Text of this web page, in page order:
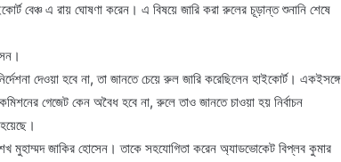
বেঞ্চ এ রায় ঘোষণা করেন। এ বিষয়ে জারি করা রুলের চূড়ান্ত শুনানি শেষে
দেওয়া হবে না, তা জানতে চেয়ে রুল জারি করেছিলেন হাইকোর্ট। একইসঙ্গে
গেজেট কেন অবৈধ হবে না, রুলে তাও জানতে চাওয়া হয় নির্বাচন
মুহাম্মদ জাকির হোসেন। তাকে সহযোগিতা করেন অ্যাডভোকেট বিপ্লব কুমার